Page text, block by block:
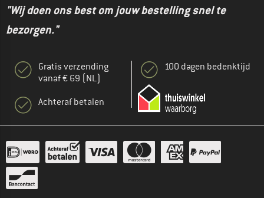
"Wij doen ons best om jouw bestelling snel te
bezorgen."
Gratis verzending
vanaf € 69 (NL)
Achteraf betalen
100 dagen bedenktijd